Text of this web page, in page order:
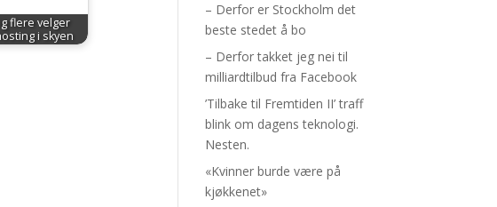
flere velger
i skyen
– Derfor er Stockholm det
beste stedet å bo
– Derfor takket jeg nei til
milliardtilbud fra Facebook
’Tilbake til Fremtiden II’ traff
blink om dagens teknologi.
Nesten.
«Kvinner burde være på
kjøkkenet»